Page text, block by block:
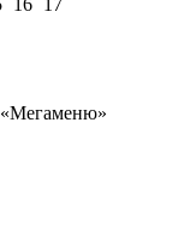
16 17